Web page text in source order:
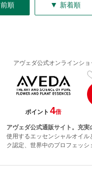
順 ▼ 新着順
アヴェダ公式オンラインショ
ポイント 4倍
アヴェダ公式通販サイト。充実
使用するエッセンシャルオイ
ク認定、世界中のプロフェッシ